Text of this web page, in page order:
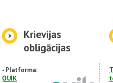
Krievijas
obligācijas
- Platforma:
QUIK